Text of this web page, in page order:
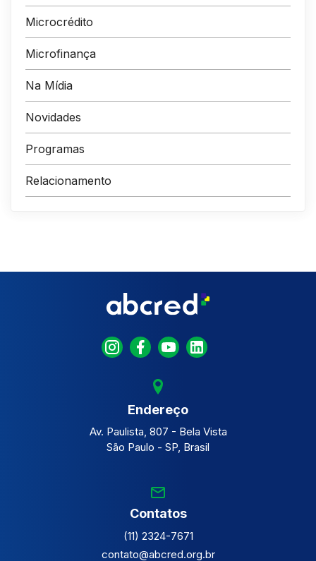
Microcrédito
Microfinança
Na Mídia
Novidades
Programas
Relacionamento
Endereço
Av. Paulista, 807 - Bela Vista
São Paulo - SP, Brasil
Contatos
(11) 2324-7671
contato@abcred.org.br